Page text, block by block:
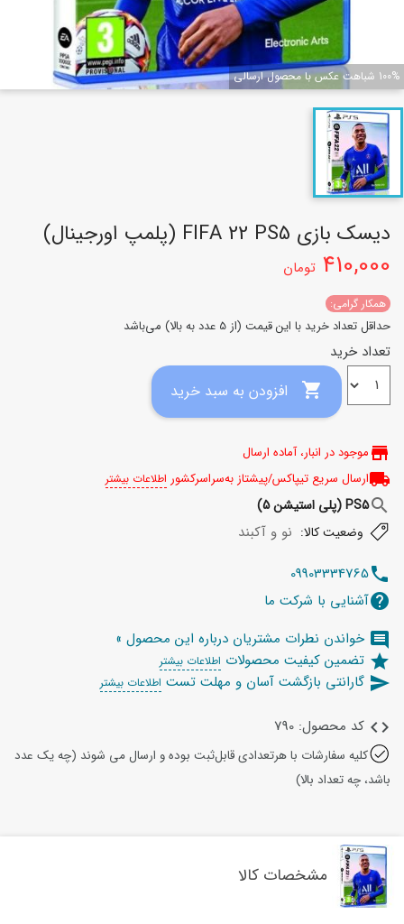
100% شباهت عکس با محصول ارسالی
دیسک بازی FIFA 22 PS5 (پلمپ اورجینال)
410,000 تومان
همکار گرامی:
حداقل تعداد خرید با این قیمت (از 5 عدد به بالا) می‌باشد
تعداد خرید

storeموجود در انبار، آماده ارسال
local_shippingارسال سریع تیپاکس/پیشتاز به‌سراسرکشور اطلاعات بیشتر
searchPS5 (پلی استیشن 5)
وضعیت کالا: نو و آکبند
telephone
09903334765
helpآشنایی با شرکت ما
comment خواندن نطرات مشتریان درباره این محصول »
star تضمین کیفیت محصولات اطلاعات بیشتر
send گارانتی بازگشت آسان و مهلت تست اطلاعات بیشتر
code کد محصول: 790
کلیه سفارشات با هرتعدادی قابل‌ثبت بوده و ارسال می شوند (چه یک عدد
باشد، چه تعداد بالا)
مشخصات کالا